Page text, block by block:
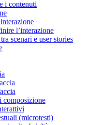
i contenuti
l’interazione
scenari e user stories
composizione
(microtesti)